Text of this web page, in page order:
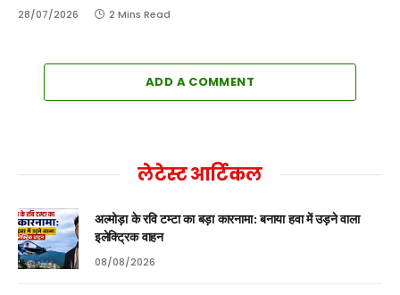
28/07/2026 2 Mins Read
ADD A COMMENT
लेटेस्ट आर्टिकल
अल्मोड़ा के रवि टम्टा का बड़ा कारनामा: बनाया हवा में उड़ने वाला
इलेक्ट्रिक वाहन
08/08/2026